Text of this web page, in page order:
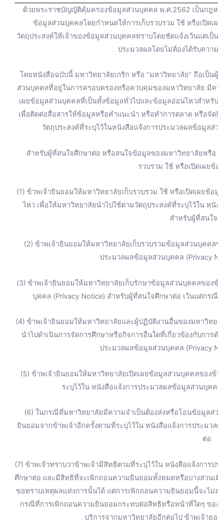
ด้วยพระราชบัญญัติคุ้มครองข้อมูลส่วนบุคคล พ.ศ.2562 เป็นกฎ
ข้อมูลส่วนบุคคลโดยกำหนดให้การเก็บรวบรวม ใช้ หรือเปิ
วัตถุประสงค์ให้เจ้าของข้อมูลส่วนบุคคลทราบโดยชัดแจ้งเว้นแต่
ประมวลผลโดยไม่ต้องได้รับคว
โดยหนังสือฉบับนี้ มหาวิทยาลัยเกริก หรือ “มหาวิทยาลัย” ถือเ
ส่วนบุคคลที่อยู่ในการครอบครองหรือควบคุมของมหาวิทยาลัย มี
เผยข้อมูลส่วนบุคคลที่เป็นทั้งข้อมูลทั่วไปและข้อมูลอ่อนไหวสำห
เพื่อติดต่อสื่อสารให้ข้อมูลหรือคำแนะนำ หรือทำการตลาด หรือจั
วัตถุประสงค์ที่ระบุไว้ในหนังสือแจ้งการประมวลผลข้อมูล
สำหรับผู้ที่สนใจศึกษาต่อ หรือสนใจข้อมูลของมหาวิทยาลัยหรื
รวบรวม ใช้ หรือเปิดเผย
(1) ข้าพเจ้ายินยอมให้มหาวิทยาลัยเก็บรวบรวม ใช้ หรือเปิดเผย
ไหว เพื่อให้มหาวิทยาลัยนำไปใช้ตามวัตถุประสงค์ที่ระบุไว้ใน
สำหรับผู้ที่สนใ
(2) ข้าพเจ้ายินยอมให้มหาวิทยาลัยเก็บรวบรวมข้อมูลส่วนบุคค
ประมวลผลข้อมูลส่วนบุคคล (Privacy
(3) ข้าพเจ้ายินยอมให้มหาวิทยาลัยเก็บรักษาข้อมูลส่วนบุคคลของ
บุคคล (Privacy Notice) สำหรับผู้ที่สนใจศึกษาต่อ เว้นแต่ก
(4) ข้าพเจ้ายินยอมให้มหาวิทยาลัยและผู้ปฏิบัติงานอื่นของมหาวิท
นำไปดำเนินการจัดการศึกษาหรือกิจการอื่นใดที่เกี่ยวข้องกับกา
ประมวลผลข้อมูลส่วนบุคคล (Privacy
(5) ข้าพเจ้ายินยอมให้มหาวิทยาลัยเปิดเผยข้อมูลส่วนบุคคลของ
ระบุไว้ใน หนังสือแจ้งการประมวลผลข้อมูลส่วนบุค
(6) ในกรณีที่มหาวิทยาลัยมีความจำเป็นต้องส่งหรือโอนข้อมูล
ยินยอมจากข้าพเจ้าอีกครั้งตามที่ระบุไว้ใน หนังสือแจ้งการประม
ต่อ
(7) ข้าพเจ้าทราบว่าข้าพเจ้ามีสิทธิตามที่ระบุไว้ใน หนังสือแจ้งกา
ศึกษาต่อ และมีสิทธิที่จะเพิกถอนความยินยอมทั้งหมดหรือบางส่วน
ขอทราบเหตุผลแห่งการนั้นได้ แต่การเพิกถอนความยินยอมนี้จะไ
กรณีที่การเพิกถอนความยินยอมกระทบต่อสิทธิหรือหน้าที่ใดๆ ขอ
บริการจากมหาวิทยาลัยอีกต่อไป ข้าพเจ้า